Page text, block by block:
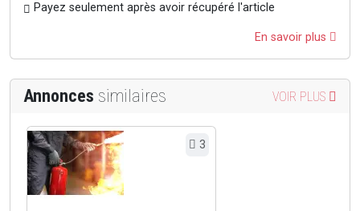
Payez seulement après avoir récupéré l'article
En savoir plus
Annonces similaires VOIR PLUS
3